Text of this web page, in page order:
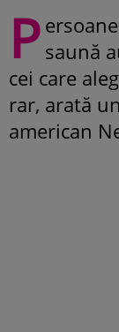
P saună
cei care
rar, arată
american